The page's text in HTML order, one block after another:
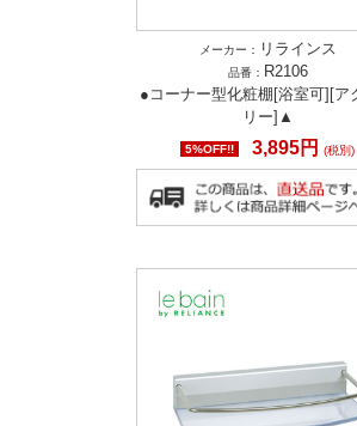
メーカー： リラインス
品番： R2106
●コーナー型化粧棚[浴室可][ア
リー]▲
5%OFF!! 3,895円 (税別)